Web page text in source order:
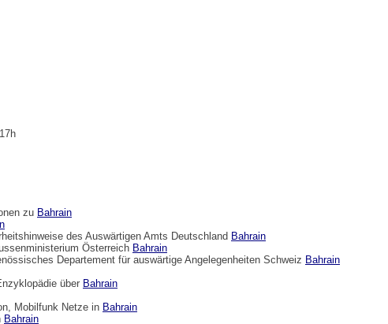
zu Bahrain
des Auswärtigen Amts Deutschland Bahrain
Österreich Bahrain
Departement für auswärtige Angelegenheiten Schweiz Bahrain
über Bahrain
Mobilfunk Netze in Bahrain
Bahrain